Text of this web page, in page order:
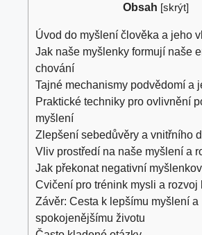
Obsah [skrýt]
Úvod do myšlení člověka a jeho
Jak naše myšlenky formují naše
chování
Tajné mechanismy podvědomí a
Praktické techniky pro ovlivnění
myšlení
Zlepšení sebedůvěry a vnitřního
Vliv prostředí na naše myšlení a
Jak překonat negativní
Cvičení pro trénink mysli a rozvoj
Závěr: Cesta k lepšímu myšlení a
spokojenějšímu životu